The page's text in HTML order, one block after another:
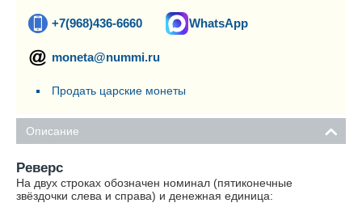
+7(968)436-6660 WhatsApp
moneta@nummi.ru
Продать царские монеты
Описание
Реверс
На двух строках обозначен номинал (пятиконечные
звёздочки слева и справа) и денежная единица: